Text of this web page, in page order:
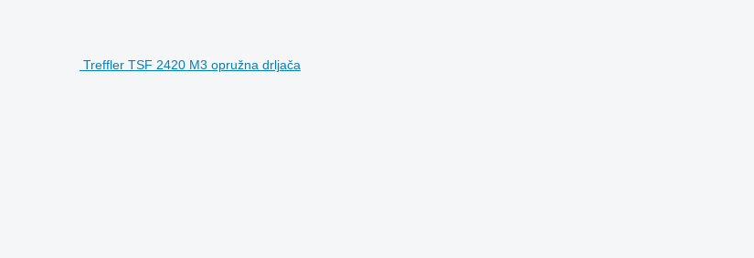
Treffler TSF 2420 M3 opružna drljača